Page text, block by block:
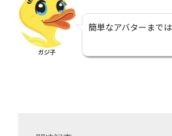
ガジ子
簡単なアバターまで